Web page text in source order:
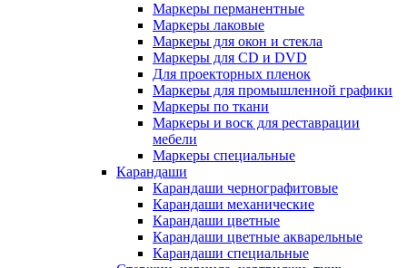
Маркеры перманентные
Маркеры лаковые
Маркеры для окон и стекла
Маркеры для CD и DVD
Для проекторных пленок
Маркеры для промышленной графики
Маркеры по ткани
Маркеры и воск для реставрации
мебели
Маркеры специальные
Карандаши
Карандаши чернографитовые
Карандаши механические
Карандаши цветные
Карандаши цветные акварельные
Карандаши специальные